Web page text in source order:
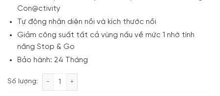
Con@ctivity
Tự động nhận diện nồi và kích thước nồi
Giảm công suất tất cả vùng nấu về mức 1 nhờ tính
năng Stop & Go
Bảo hành: 24 Tháng
Số lượng: Bếp từ 4 vùng nấu Miele KM 7464 FR 7300 W số